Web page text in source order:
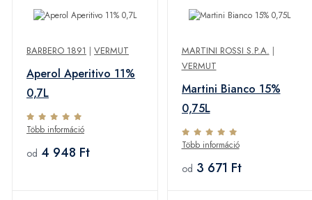
BARBERO 1891 | VERMUT
Aperol Aperitivo 11%
0,7L
Több információ
od 4 948 Ft
MARTINI ROSSI S.P.A. |
VERMUT
Martini Bianco 15%
0,75L
Több információ
od 3 671 Ft